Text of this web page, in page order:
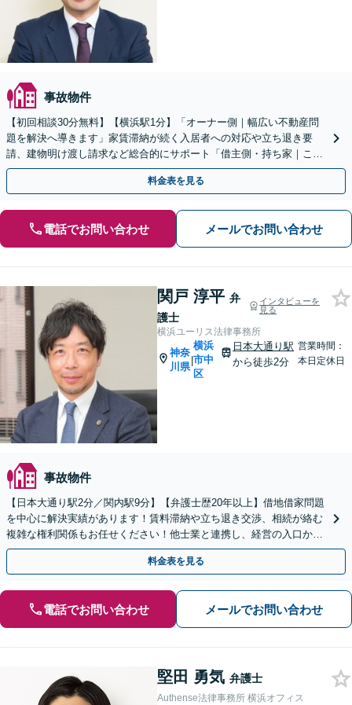
事故物件
【初回相談30分無料】【横浜駅1分】「オーナー側｜幅広い不動産問
題を解決へ導きます」家賃滞納が続く入居者への対応や立ち退き要
請、建物明け渡し請求など総合的にサポート「借主側・持ち家｜これ
って法律的に問題ないの？と少しでも迷ったらご相談を」
料金表を見る
電話でお問い合わせ メールでお問い合わせ
関戸 淳平 弁
護士
インタビューを
見る
横浜ユーリス法律事務所
神奈
川県
|
横浜
市中
区
日本大通り駅
から徒歩2分
営業時間：
本日定休日
事故物件
【日本大通り駅2分／関内駅9分】【弁護士歴20年以上】借地借家問題
を中心に解決実績があります！賃料滞納や立ち退き交渉、相続が絡む
複雑な権利関係もお任せください！他士業と連携し、経営の入口から
売却の出口まで一貫サポート【夜間や休日相談可】
料金表を見る
電話でお問い合わせ メールでお問い合わせ
堅田 勇気 弁護士
Authense法律事務所 横浜オフィス